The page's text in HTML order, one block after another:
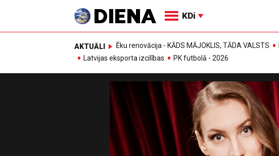
KDi
AKTUĀLI Ēku renovācija - KĀDS MĀJOKLIS, TĀDA VALSTS
Latvijas eksporta izcilības
PK futbolā - 2026